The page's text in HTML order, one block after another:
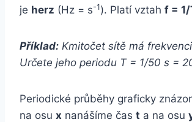
je herz (Hz = s-1). Platí vztah f = 1/
Příklad: Kmitočet sítě má
Určete jeho periodu T = 1/50 s =
Periodické průběhy graficky
na osu x nanášíme čas t a na osu